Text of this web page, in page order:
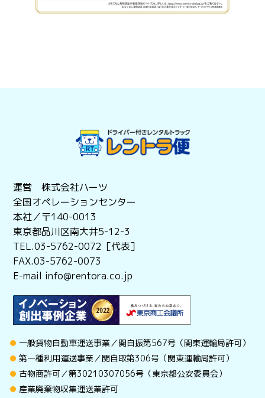
運営 株式会社ハーツ
全国オペレーションセンター
本社／〒140-0013
東京都品川区南大井5-12-3
TEL.03-5762-0072［代表］
FAX.03-5762-0073
E-mail info@rentora.co.jp
一般貨物自動車運送事業／関自振第567号（関東運輸局許可）
第一種利用運送事業／関自取第306号（関東運輸局許可）
古物商許可／第30210307056号（東京都公安委員会）
産業廃棄物収集運送業許可